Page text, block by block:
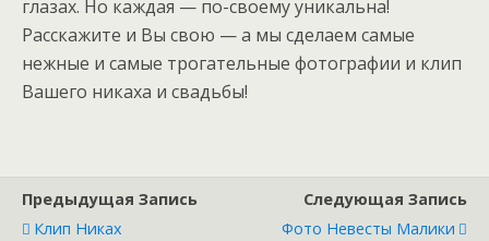
глазах. Но каждая — по-своему уникальна!
Расскажите и Вы свою — а мы сделаем самые
нежные и самые трогательные фотографии и клип
Вашего никаха и свадьбы!
Предыдущая Запись
Клип Никах
Следующая Запись
Фото Невесты Малики